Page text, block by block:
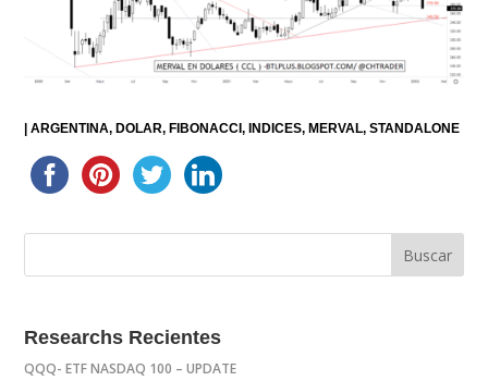
|ARGENTINA DOLAR FIBONACCI INDICES MERVAL STANDALONE
Researchs Recientes
QQQ- ETF NASDAQ 100 – UPDATE